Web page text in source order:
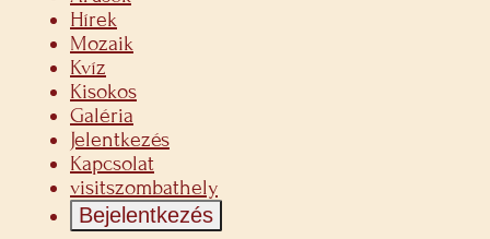
Hírek
Mozaik
Kvíz
Kisokos
Galéria
Jelentkezés
Kapcsolat
visitszombathely
Bejelentkezés